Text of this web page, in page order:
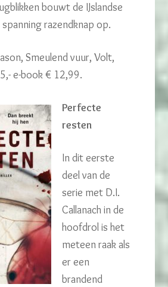
bouwt de IJslandse
razendknap op.
Smeulend vuur, Volt,
e-book € 12,99.
Perfecte
resten
In dit eerste
deel van de
serie met D.I.
Callanach in de
hoofdrol is het
meteen raak als
er een
brandend